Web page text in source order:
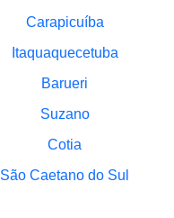
Carapicuíba
Itaquaquecetuba
Barueri
Suzano
Cotia
São Caetano do Sul